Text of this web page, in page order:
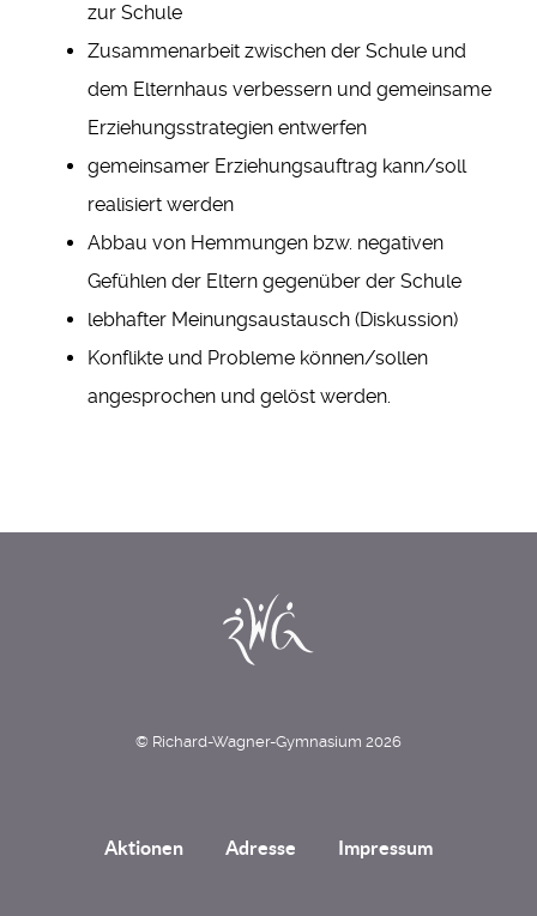
zur Schule
Zusammenarbeit zwischen der Schule und
dem Elternhaus verbessern und gemeinsame
Erziehungsstrategien entwerfen
gemeinsamer Erziehungsauftrag kann/soll
realisiert werden
Abbau von Hemmungen bzw. negativen
Gefühlen der Eltern gegenüber der Schule
lebhafter Meinungsaustausch (Diskussion)
Konflikte und Probleme können/sollen
angesprochen und gelöst werden.
© Richard-Wagner-Gymnasium 2026
Aktionen Adresse Impressum